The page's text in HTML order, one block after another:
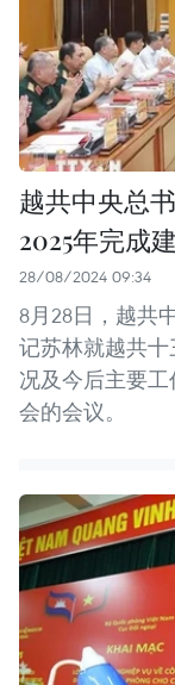
越共中央总
2025年完成
28/08/2024 09:34
8月28日，越共
记苏林就越共
况及今后主要
会的会议。